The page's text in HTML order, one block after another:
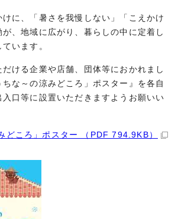
に、「暑さを我慢しない」「こえかけ
、地域に広がり、暮らしの中に定着し
います。
ける企業や店舗、団体等におかれまし
な～の涼みどころ」ポスター』を各自
口等に設置いただきますようお願いい
どころ」ポスター （PDF 794.9KB）